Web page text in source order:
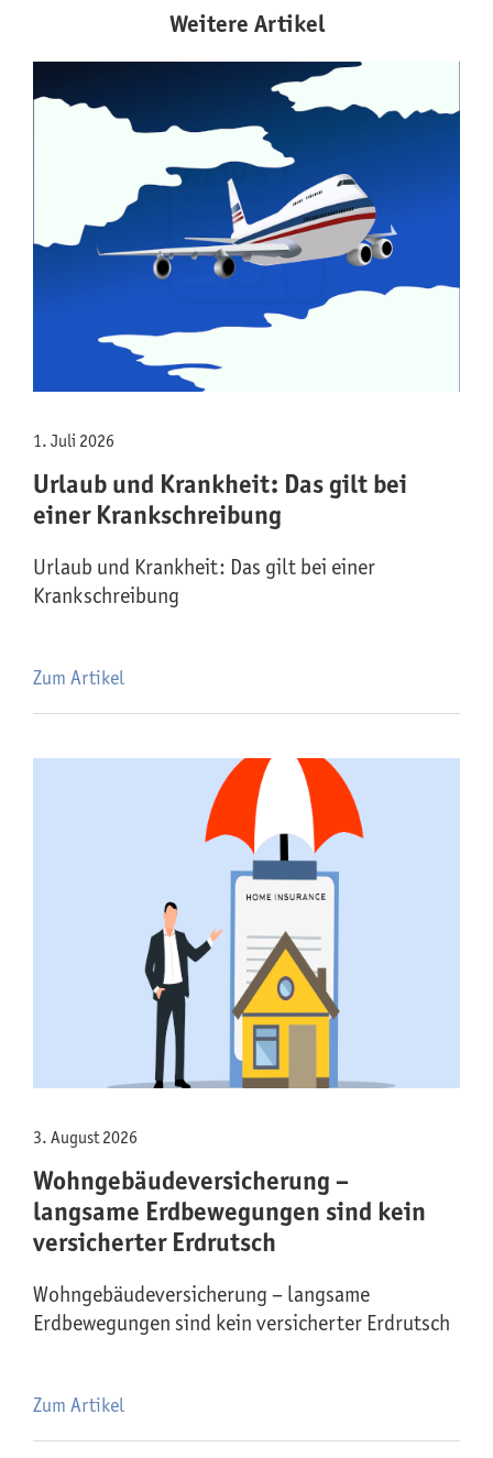
Weitere Artikel
1. Juli 2026
Urlaub und Krankheit: Das gilt bei
einer Krankschreibung
Urlaub und Krankheit: Das gilt bei einer
Krankschreibung
Zum Artikel
3. August 2026
Wohngebäude­versicherung –
langsame Erdbewegungen sind kein
versicherter Erdrutsch
Wohngebäude­versicherung – langsame
Erdbewegungen sind kein versicherter Erdrutsch
Zum Artikel